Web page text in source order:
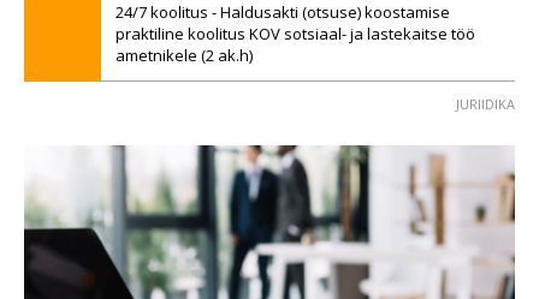
24/7 koolitus - Haldusakti (otsuse) koostamise
praktiline koolitus KOV sotsiaal- ja lastekaitse töö
ametnikele (2 ak.h)
JURIIDIKA